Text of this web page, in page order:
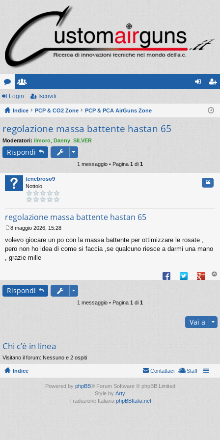
or
u
m
sc
ritt
i
riv
Login Iscriviti
Indice PCP & CO2 Zone PCP & PCA AirGuns Zone
regolazione massa battente hastan 65
Moderatori: ilmoro Danny SILVER
Rispondi
1 messaggio • Pagina 1 di 1
tenebroso9
Nottolo
regolazione massa battente hastan 65
Cita
e
s
s
a
i
o
8 maggio 2026, 15:28
volevo giocare un po con la massa battente per ottimizzare le rosate ,
pero non ho idea di come si faccia ,se qualcuno riesce a darmi una mano
, grazie mille
op
Rispondi
1 messaggio • Pagina 1 di 1
Vai a
Chi c’è in linea
Visitano il forum: Nessuno e 2 ospiti
Indice Staff
Contattaci
Powered by phpBB® Forum Software © phpBB Limited
Style by Arty
Traduzione Italiana phpBBItalia.net